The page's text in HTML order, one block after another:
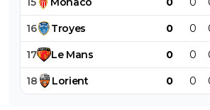
et oublient que leurs
Répondre
16 Troyes 0 0
17 Le Mans 0 0
18 Lorient 0 0